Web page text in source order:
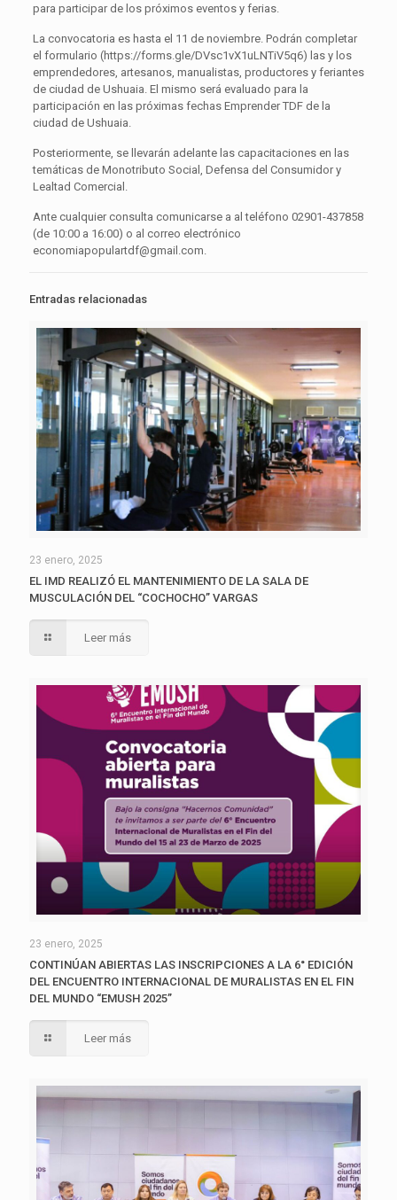
para participar de los próximos eventos y ferias.
La convocatoria es hasta el 11 de noviembre. Podrán completar
el formulario (https://forms.gle/DVsc1vX1uLNTiV5q6) las y los
emprendedores, artesanos, manualistas, productores y feriantes
de ciudad de Ushuaia. El mismo será evaluado para la
participación en las próximas fechas Emprender TDF de la
ciudad de Ushuaia.
Posteriormente, se llevarán adelante las capacitaciones en las
temáticas de Monotributo Social, Defensa del Consumidor y
Lealtad Comercial.
Ante cualquier consulta comunicarse a al teléfono 02901-437858
(de 10:00 a 16:00) o al correo electrónico
economiapopulartdf@gmail.com.
Entradas relacionadas
23 enero, 2025
EL IMD REALIZÓ EL MANTENIMIENTO DE LA SALA DE
MUSCULACIÓN DEL “COCHOCHO” VARGAS
Leer más
23 enero, 2025
CONTINÚAN ABIERTAS LAS INSCRIPCIONES A LA 6° EDICIÓN
DEL ENCUENTRO INTERNACIONAL DE MURALISTAS EN EL FIN
DEL MUNDO “EMUSH 2025”
Leer más